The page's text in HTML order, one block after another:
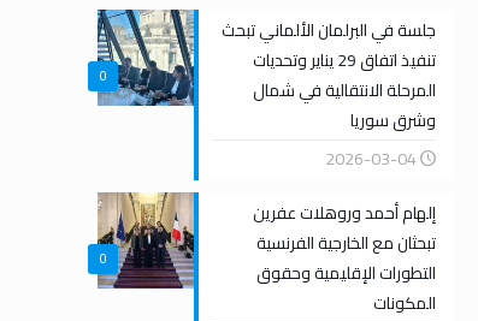
0
جلسة في البرلمان الألماني تبحث
تنفيذ اتفاق 29 يناير وتحديات
المرحلة الانتقالية في شمال
وشرق سوريا
2026-03-04
0
إلهام أحمد وروهلات عفرين
تبحثان مع الخارجية الفرنسية
التطورات الإقليمية وحقوق
المكونات